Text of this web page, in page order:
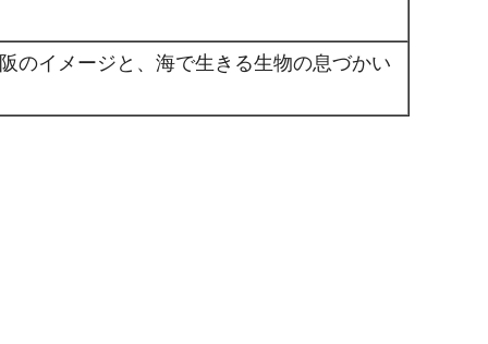
のイメージと、海で生きる生物の息づかい